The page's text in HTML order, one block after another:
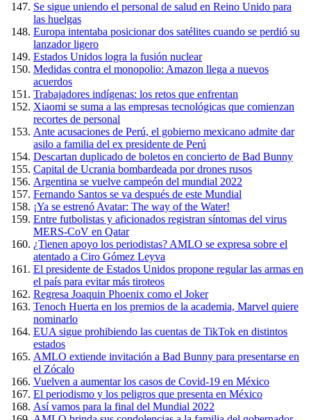
Se sigue uniendo el personal de salud en Reino Unido para
las huelgas
Europa intentaba posicionar dos satélites cuando se perdió su
lanzador ligero
Estados Unidos logra la fusión nuclear
Medidas contra el monopolio: Amazon llega a nuevos
acuerdos
Trabajadores indígenas: los retos que enfrentan
Xiaomi se suma a las empresas tecnológicas que comienzan
recortes de personal
Ante acusaciones de Perú, el gobierno mexicano admite dar
asilo a familia del ex presidente de Perú
Descartan duplicado de boletos en concierto de Bad Bunny
Capital de Ucrania bombardeada por drones rusos
Argentina se vuelve campeón del mundial 2022
Fernando Santos se va después de este Mundial
¡Ya se estrenó Avatar: The way of the Water!
Entre futbolistas y aficionados registran síntomas del virus
MERS-CoV en Qatar
¿Tienen apoyo los periodistas? AMLO se expresa sobre el
atentado a Ciro Gómez Leyva
El presidente de Estados Unidos propone regular las armas en
el país para evitar más tiroteos
Regresa Joaquin Phoenix como el Joker
Tenoch Huerta en los premios de la academia, Marvel quiere
nominarlo
EUA sigue prohibiendo las cuentas de TikTok en distintos
estados
AMLO extiende invitación a Bad Bunny para presentarse en
el Zócalo
Vuelven a aumentar los casos de Covid-19 en México
El periodismo y los peligros que presenta en México
Así vamos para la final del Mundial 2022